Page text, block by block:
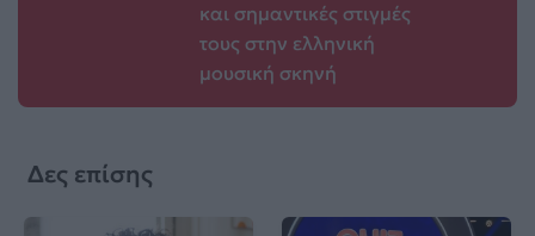
και σημαντικές στιγμές
τους στην ελληνική
μουσική σκηνή
Δες επίσης